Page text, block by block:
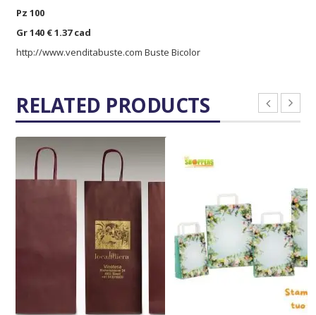
Pz 100
Gr 140 € 1.37 cad
http://www.venditabuste.com Buste Bicolor
RELATED PRODUCTS